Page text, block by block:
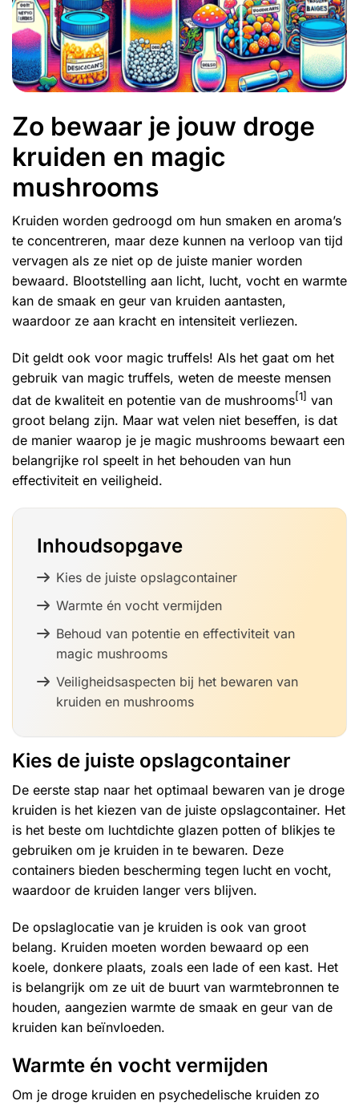
Zo bewaar je jouw droge
kruiden en magic
mushrooms
Kruiden worden gedroogd om hun smaken en aroma’s
te concentreren, maar deze kunnen na verloop van tijd
vervagen als ze niet op de juiste manier worden
bewaard. Blootstelling aan licht, lucht, vocht en warmte
kan de smaak en geur van kruiden aantasten,
waardoor ze aan kracht en intensiteit verliezen.
Dit geldt ook voor magic truffels! Als het gaat om het
gebruik van magic truffels, weten de meeste mensen
dat de kwaliteit en potentie van de mushrooms[1] van
groot belang zijn. Maar wat velen niet beseffen, is dat
de manier waarop je je magic mushrooms bewaart een
belangrijke rol speelt in het behouden van hun
effectiviteit en veiligheid.
Inhoudsopgave
Kies de juiste opslagcontainer
Warmte én vocht vermijden
Behoud van potentie en effectiviteit van
magic mushrooms
Veiligheidsaspecten bij het bewaren van
kruiden en mushrooms
Kies de juiste opslagcontainer
De eerste stap naar het optimaal bewaren van je droge
kruiden is het kiezen van de juiste opslagcontainer. Het
is het beste om luchtdichte glazen potten of blikjes te
gebruiken om je kruiden in te bewaren. Deze
containers bieden bescherming tegen lucht en vocht,
waardoor de kruiden langer vers blijven.
De opslaglocatie van je kruiden is ook van groot
belang. Kruiden moeten worden bewaard op een
koele, donkere plaats, zoals een lade of een kast. Het
is belangrijk om ze uit de buurt van warmtebronnen te
houden, aangezien warmte de smaak en geur van de
kruiden kan beïnvloeden.
Warmte én vocht vermijden
Om je droge kruiden en psychedelische kruiden zo